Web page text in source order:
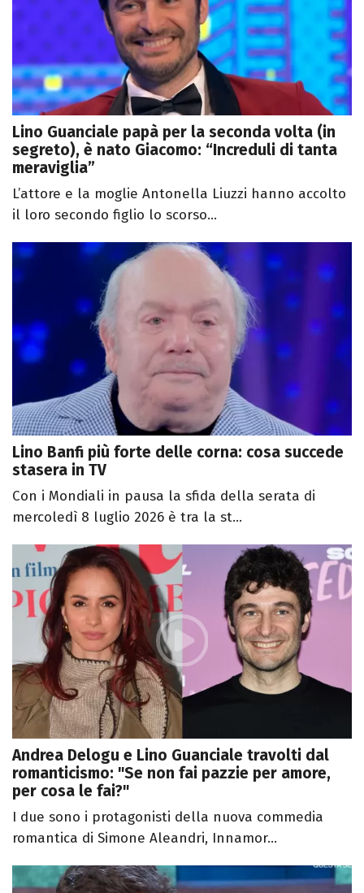
Lino Guanciale papà per la seconda volta (in
segreto), è nato Giacomo: “Increduli di tanta
meraviglia”
L’attore e la moglie Antonella Liuzzi hanno accolto
il loro secondo figlio lo scorso...
Lino Banfi più forte delle corna: cosa succede
stasera in TV
Con i Mondiali in pausa la sfida della serata di
mercoledì 8 luglio 2026 è tra la st...
Andrea Delogu e Lino Guanciale travolti dal
romanticismo: "Se non fai pazzie per amore,
per cosa le fai?"
I due sono i protagonisti della nuova commedia
romantica di Simone Aleandri, Innamor...